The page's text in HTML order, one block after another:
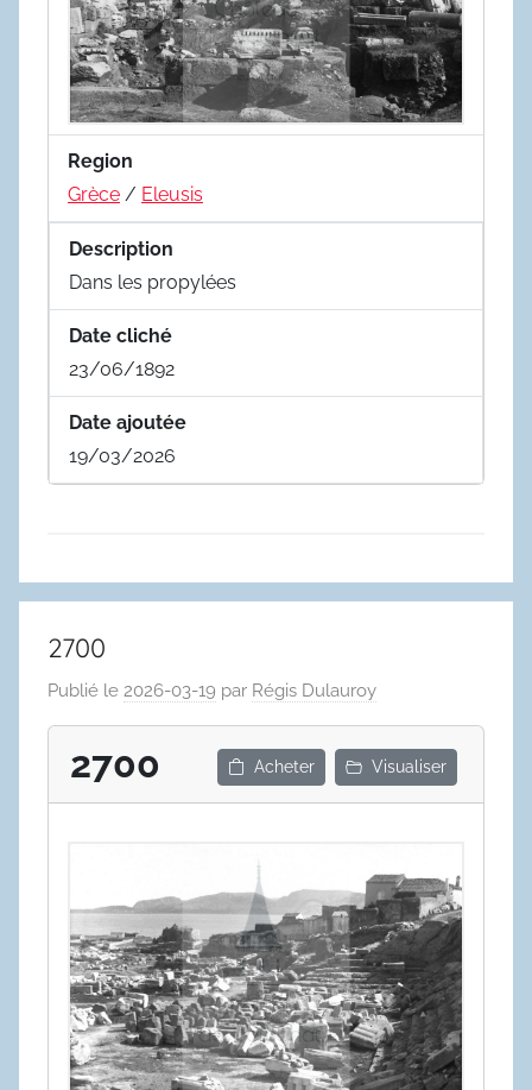
Region
Grèce / Eleusis
Description
Dans les propylées
Date cliché
23/06/1892
Date ajoutée
19/03/2026
2700
Publié le 2026-03-19 par Régis Dulauroy
2700 Acheter Visualiser